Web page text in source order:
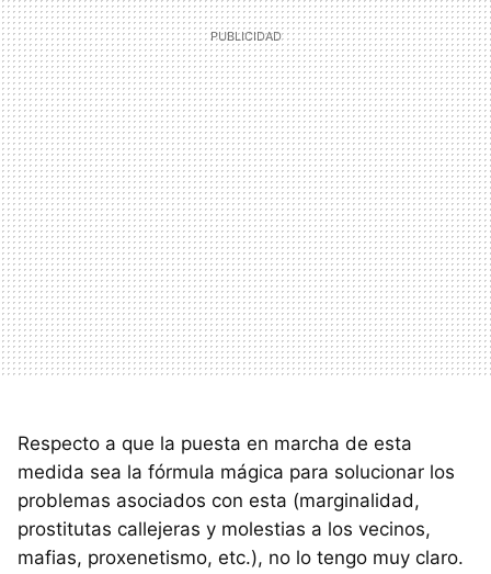
Respecto a que la puesta en marcha de esta
medida sea la fórmula mágica para solucionar los
problemas asociados con esta (marginalidad,
prostitutas callejeras y molestias a los vecinos,
mafias, proxenetismo, etc.), no lo tengo muy claro.